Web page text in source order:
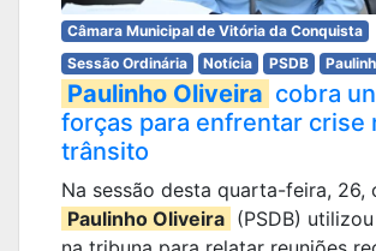
Câmara Municipal de Vitória da Conquista
Sessão Ordinária
Notícia PSDB
Paulinho Oliveira cobra
forças para enfrentar crise
trânsito
Na sessão desta quarta-feira, 26,
Paulinho Oliveira (PSDB)